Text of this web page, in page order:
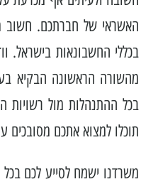
האשראי של חברתכם. חשוב
בכללי החשבונאות בישראל.
מהשורה הראשונה הבקיא
בכל ההתנהלות מול רשויות
תוכלו למצוא אתכם
משרדנו ישמח לסייע לכם